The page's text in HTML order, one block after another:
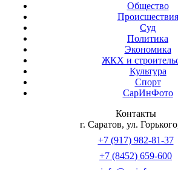
Общество
Происшествия
Суд
Политика
Экономика
ЖКХ и
Культура
Спорт
СарИнФото
Контакты
г. Саратов, ул.
+7 (917) 982-81-37
+7 (8452) 659-600